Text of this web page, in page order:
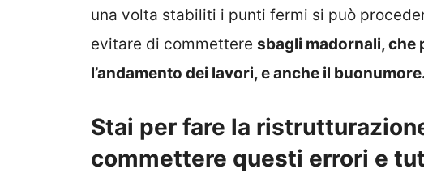
una volta stabiliti i punti fermi si può
evitare di commettere sbagli madornali,
l’andamento dei lavori, e anche il
Stai per fare la
commettere questi errori e